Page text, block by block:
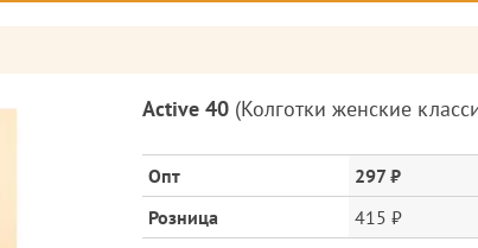
Описание
и
цена
Active 40 (Колготки женские
Опт
297 ₽
Розница
415 ₽